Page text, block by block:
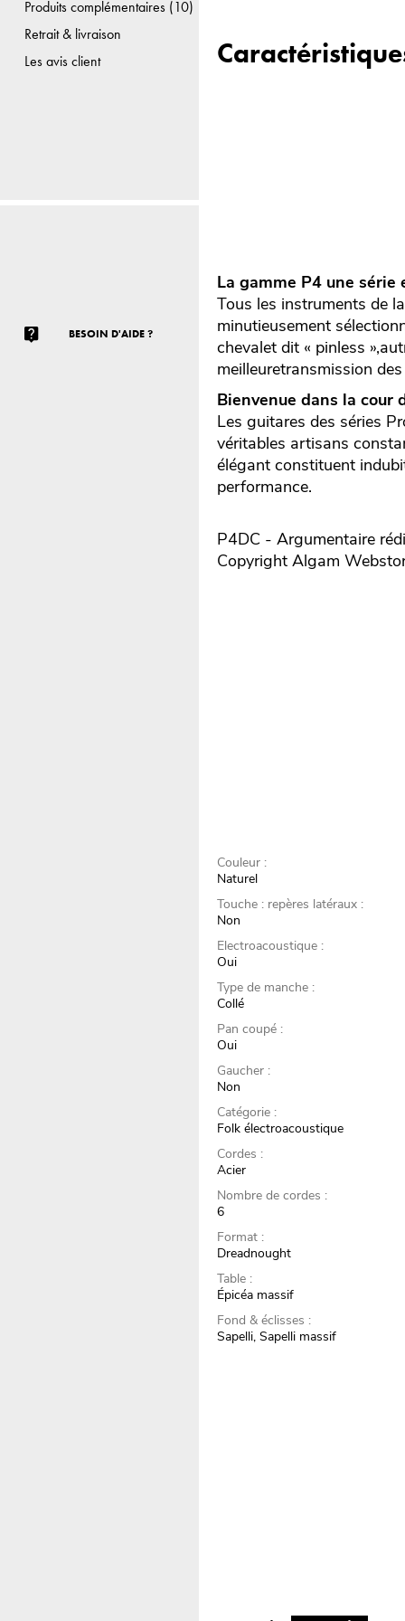
Produits complémentaires (10)
Retrait & livraison
Les avis client
BESOIN D'AIDE ?
La gamme P4 une série
Tous les instruments de
minutieusement
chevalet dit « pinless
meilleuretransmission
Bienvenue dans la cour
Les guitares des séries
véritables artisans
élégant constituent
performance.
P4DC - Argumentaire
Copyright Algam
Couleur :
Naturel
Touche : repères latéraux :
Non
Electroacoustique :
Oui
Type de manche :
Collé
Pan coupé :
Oui
Gaucher :
Non
Catégorie :
Folk électroacoustique
Cordes :
Acier
Nombre de cordes :
6
Format :
Dreadnought
Table :
Épicéa massif
Fond & éclisses :
Sapelli, Sapelli massif